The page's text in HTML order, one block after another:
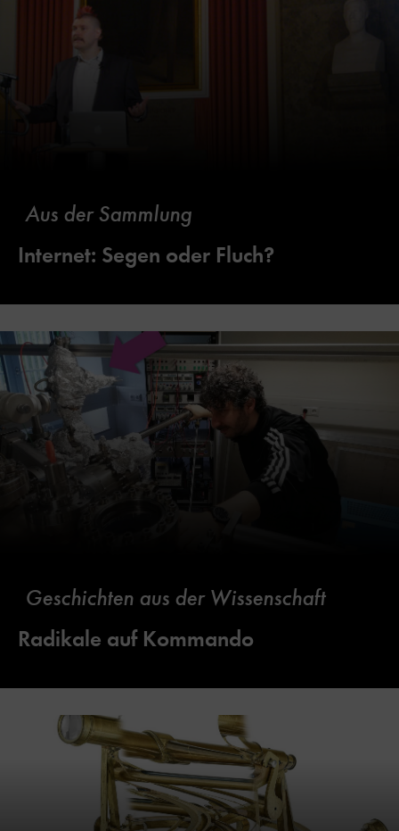
Aus der Sammlung
Internet: Segen oder Fluch?
Geschichten aus der Wissenschaft
Radikale auf Kommando